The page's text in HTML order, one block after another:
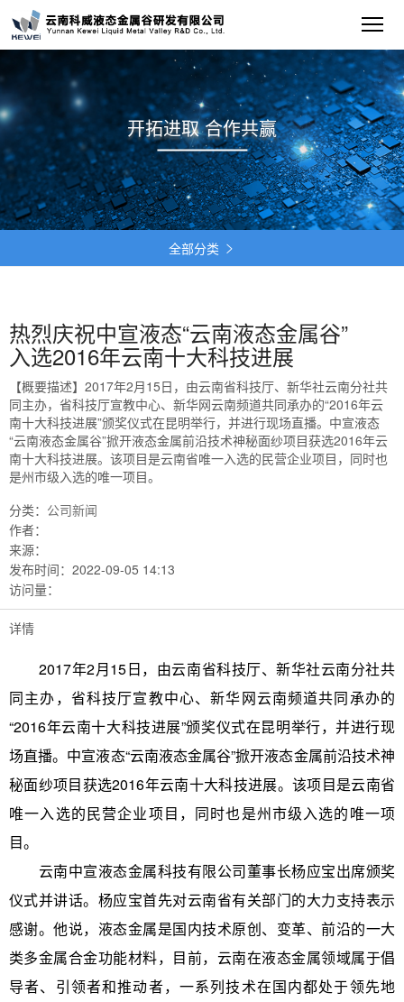
开拓进取 合作共赢
全部分类 
热烈庆祝中宣液态“云南液态金属谷”
入选2016年云南十大科技进展
【概要描述】 2017年2月15日，由云南省科技厅、新华社云南分社共
同主办，省科技厅宣教中心、新华网云南频道共同承办的“2016年云
南十大科技进展”颁奖仪式在昆明举行，并进行现场直播。中宣液态
“云南液态金属谷”掀开液态金属前沿技术神秘面纱项目获选2016年云
南十大科技进展。该项目是云南省唯一入选的民营企业项目，同时也
是州市级入选的唯一项目。
分类： 公司新闻
作者：
来源：
发布时间： 2022-09-05 14:13
访问量：
详情
2017年2月15日，由云南省科技厅、新华社云南分社共
同主办，省科技厅宣教中心、新华网云南频道共同承办的
“2016年云南十大科技进展”颁奖仪式在昆明举行，并进行现
场直播。中宣液态“云南液态金属谷”掀开液态金属前沿技术神
秘面纱项目获选2016年云南十大科技进展。该项目是云南省
唯一入选的民营企业项目，同时也是州市级入选的唯一项
目。
云南中宣液态金属科技有限公司董事长杨应宝出席颁奖
仪式并讲话。杨应宝首先对云南省有关部门的大力支持表示
感谢。他说，液态金属是国内技术原创、变革、前沿的一大
类多金属合金功能材料，目前，云南在液态金属领域属于倡
导者、引领者和推动者，一系列技术在国内都处于领先地